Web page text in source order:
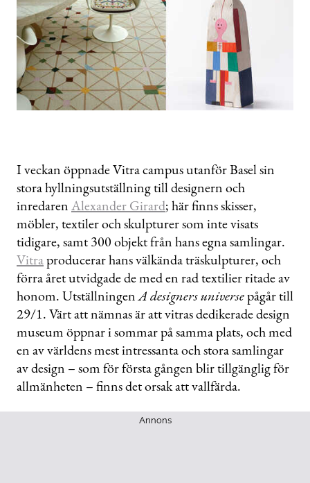
I veckan öppnade Vitra campus utanför Basel sin
stora hyllningsutställning till designern och
inredarenAlexander Girard; här finns skisser,
möbler, textiler och skulpturer som inte visats
tidigare, samt 300 objekt från hans egna samlingar.
Vitraproducerar hans välkända träskulpturer, och
förra året utvidgade de med en rad textilier ritade av
honom. UtställningenA designers universepågår till
29/1. Värt att nämnas är att vitras dedikerade design
museum öppnar i sommar på samma plats, och med
en av världens mest intressanta och stora samlingar
av design – som för första gången blir tillgänglig för
allmänheten – finns det orsak att vallfärda.
Annons